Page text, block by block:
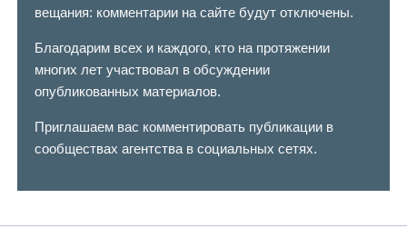
вещания: комментарии на сайте будут отключены.
Благодарим всех и каждого, кто на протяжении
многих лет участвовал в обсуждении
опубликованных материалов.
Приглашаем вас комментировать публикации в
сообществах агентства в социальных сетях.